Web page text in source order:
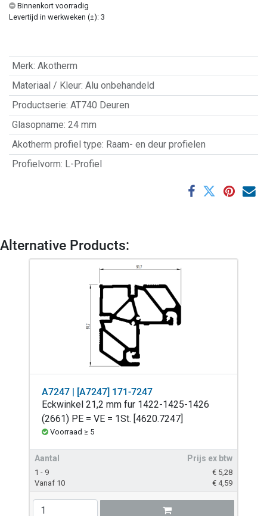
Binnenkort voorradig
Levertijd in werkweken (±): 3
Merk: Akotherm
Materiaal / Kleur: Alu onbehandeld
Productserie: AT740 Deuren
Glasopname: 24 mm
Akotherm profiel type: Raam- en deur profielen
Profielvorm: L-Profiel
Alternative Products:
A7247 | [A7247] 171-7247
Eckwinkel 21,2 mm fur 1422-1425-1426
(2661) PE = VE = 1St. [4620.7247]
Voorraad ≥ 5
Aantal Prijs ex btw
1 - 9 € 5,28
Vanaf 10
€ 4,59